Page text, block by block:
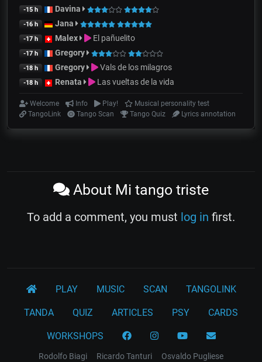
-15 h Davina
-16 h Jana
-17 h Malex El pañuelito
-17 h Gregory
-18 h Gregory Vals de los milagros
-18 h Renata Las vueltas de la vida
Welcome Info Play!
Musical personality test
TangoLink
Tango Scan Tango Quiz Lyrics annotation
About Mi tango triste
To add a comment, you must log in first.
PLAY MUSIC SCAN TANGOLINK
TANDA QUIZ ARTICLES PSY CARDS
WORKSHOPS
Rodolfo Biagi Ricardo Tanturi Osvaldo Pugliese